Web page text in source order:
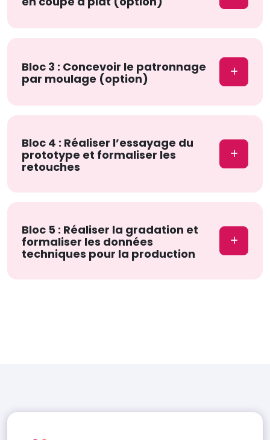
Bloc 3 : Concevoir le patronnage
par moulage (option)
Bloc 4 : Réaliser l’essayage du
prototype et formaliser les
retouches
Bloc 5 : Réaliser la gradation et
formaliser les données
techniques pour la production